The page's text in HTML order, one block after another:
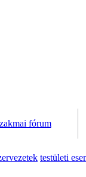
fórum
testületi